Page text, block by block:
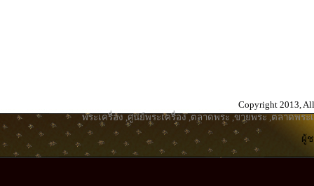
Copyright 2013,
พระเครื่อง ,ศูนย์พระเครื่อง,ตลาดพระ ,ขายพระ ,ตลาดพระ
ผู้